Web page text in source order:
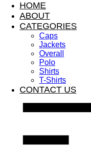
HOME
ABOUT
CATEGORIES
Caps
Jackets
Overall
Polo
Shirts
T-Shirts
CONTACT US